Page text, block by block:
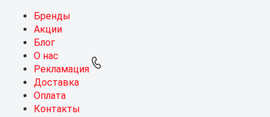
Бренды
Акции
Блог
О нас
Рекламация
Доставка
Оплата
Контакты